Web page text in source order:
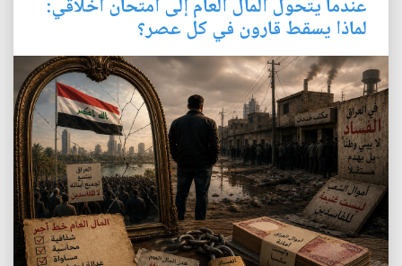
عندما يتحول المال العام إلى امتحان أخلاقي:
لماذا يسقط قارون في كل عصر؟